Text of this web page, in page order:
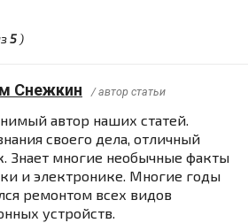
5 )
Снежкин / автор статьи
автор наших статей.
своего дела, отличный
Знает многие необычные факты
и электронике. Многие годы
ремонтом всех видов
устройств.